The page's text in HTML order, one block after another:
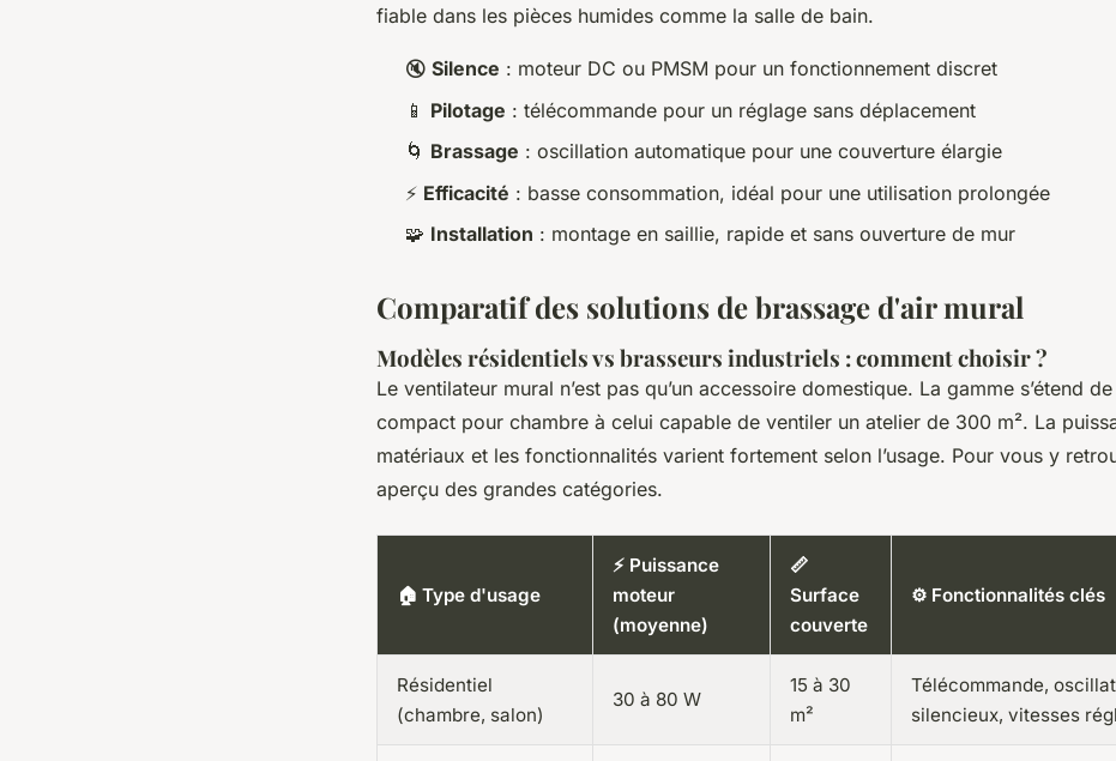
fiable dans les pièces humides comme la salle de bain.
🔇 Silence : moteur DC ou PMSM pour un fonctionnement discret
📱 Pilotage : télécommande pour un réglage sans déplacement
🌀 Brassage : oscillation automatique pour une couverture élargie
⚡ Efficacité : basse consommation, idéal pour une utilisation prolongée
🧩 Installation : montage en saillie, rapide et sans ouverture de mur
Comparatif des solutions de brassage d'air mural
Modèles résidentiels vs brasseurs industriels : comment choisir ?
Le ventilateur mural n’est pas qu’un accessoire domestique. La gamme s’étend de
compact pour chambre à celui capable de ventiler un atelier de 300 m². La
matériaux et les fonctionnalités varient fortement selon l’usage. Pour vous y
aperçu des grandes catégories.
🏠 Type d'usage
⚡ Puissance
moteur
(moyenne)
📏
Surface
couverte
⚙️ Fonctionnalités clés
Résidentiel
(chambre, salon)
30 à 80 W
15 à 30
m²
Télécommande,
silencieux, vitesses